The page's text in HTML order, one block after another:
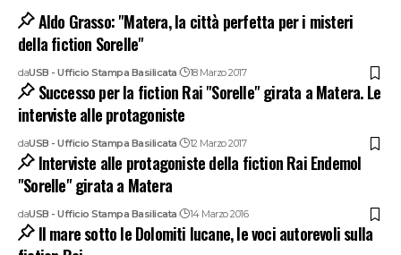
Aldo Grasso: "Matera, la città perfetta per i misteri
della fiction Sorelle"
daUSB - Ufficio Stampa Basilicata 18 Marzo 2017
Successo per la fiction Rai "Sorelle" girata a Matera. Le
interviste alle protagoniste
daUSB - Ufficio Stampa Basilicata 12 Marzo 2017
Interviste alle protagoniste della fiction Rai Endemol
"Sorelle" girata a Matera
daUSB - Ufficio Stampa Basilicata 14 Marzo 2016
Il mare sotto le Dolomiti lucane, le voci autorevoli sulla